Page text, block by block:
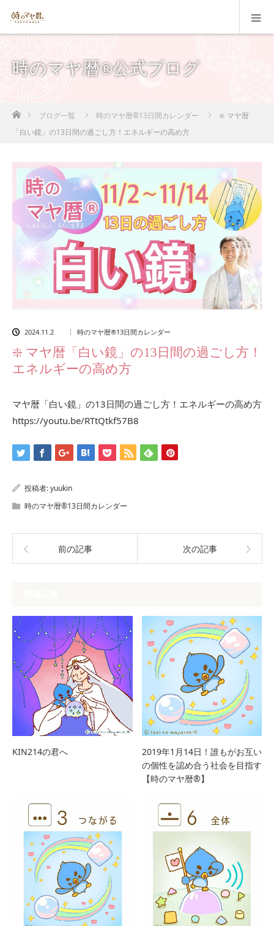
時のマヤ暦®公式ブログ
ホームブログ一覧 時のマヤ暦®13日間カレンダー
❇️ マヤ暦
「白い鏡」の13日間の過ごし方！エネルギーの高め方
2024.11.2 時のマヤ暦®13日間カレンダー
❇️ マヤ暦「白い鏡」の13日間の過ごし方！
エネルギーの高め方
マヤ暦「白い鏡」の13日間の過ごし方！エネルギーの高め方
https://youtu.be/RTtQtkf57B8
投稿者:yuukin
時のマヤ暦®13日間カレンダー
前の記事 次の記事
KIN214の君へ
2019年1月14日！誰もがお互い
の個性を認め合う社会を目指す
【時のマヤ暦®︎】